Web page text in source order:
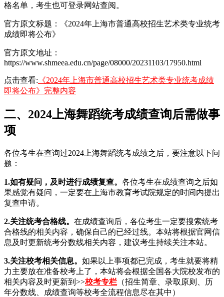
格名单，考生也可登录网站查阅。
官方原文标题：《2024年上海市普通高校招生艺术类专业统考
成绩即将公布》
官方原文地址：
https://www.shmeea.edu.cn/page/08000/20231103/17950.html
点击查看: 《2024年上海市普通高校招生艺术类专业统考成绩
即将公布》完整内容
二、2024上海舞蹈统考成绩查询后需做事
项
各位考生在查询过2024上海舞蹈统考成绩之后，要注意以下问
题：
1.如有疑问，及时进行成绩复查。 各位考生在成绩查询之后如
果感觉有疑问，一定要在上海市教育考试院规定的时间内提出
复查申请。
2.关注统考合格线。 在成绩查询后，各位考生一定要搜索统考
合格线的相关内容，确保自己的已经过线。本站将根据官网信
息及时更新统考分数线相关内容，建议考生持续关注本站。
3.关注校考相关信息。 如果以上事项都已完成，考生就要将精
力主要放在准备校考上了，本站将会根据全国各大院校发布的
相关内容及时更新到>>校考专栏 （招生简章、录取原则、历
年分数线、成绩查询等校考全流程信息尽在其中）